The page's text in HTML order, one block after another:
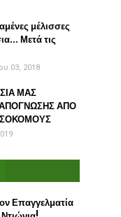
μέλισσες
Μετά τις
03, 2018
ΜΑΣ
ΑΠΟ
Επαγγελματία